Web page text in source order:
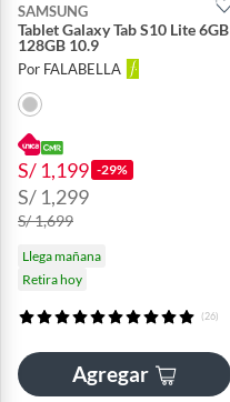
SAMSUNG
Tablet Galaxy Tab S10 Lite 6GB
128GB 10.9
Por FALABELLA
S/ 1,199 -29%
S/ 1,299
S/ 1,699
Llega mañana
Retira hoy
(26)
Agregar